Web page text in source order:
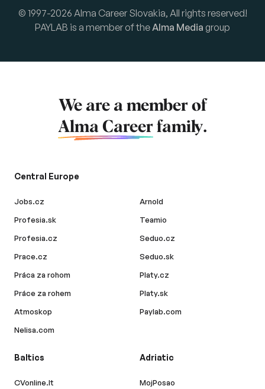
© 1997-2026 Alma Career Slovakia, All rights reserved!
PAYLAB is a member of the Alma Media group
We are a member of
Alma Career family.
Central Europe
Jobs.cz
Profesia.sk
Profesia.cz
Prace.cz
Práca za rohom
Práce za rohem
Atmoskop
Nelisa.com
Arnold
Teamio
Seduo.cz
Seduo.sk
Platy.cz
Platy.sk
Paylab.com
Baltics
CVonline.lt
Adriatic
MojPosao